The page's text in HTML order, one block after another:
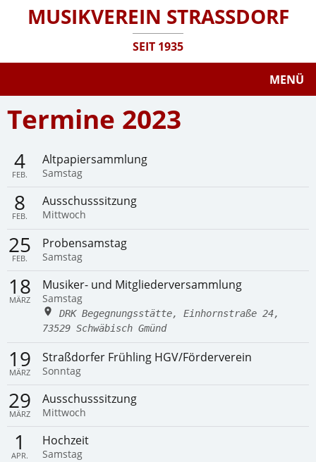
MUSIKVEREIN STRASSDORF
SEIT 1935
MENÜ
Termine 2023
4
FEB.
Altpapiersammlung
Samstag
8
FEB.
Ausschusssitzung
Mittwoch
25
FEB.
Probensamstag
Samstag
18
MÄRZ
Musiker- und Mitgliederversammlung
Samstag
DRK Begegnungsstätte, Einhornstraße 24,
73529 Schwäbisch Gmünd
19
MÄRZ
Straßdorfer Frühling HGV/Förderverein
Sonntag
29
MÄRZ
Ausschusssitzung
Mittwoch
1
APR.
Hochzeit
Samstag